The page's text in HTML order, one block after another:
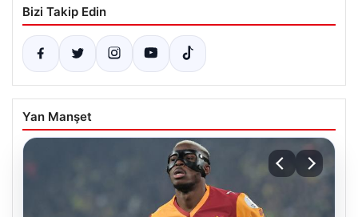
Bizi Takip Edin
Yan Manşet